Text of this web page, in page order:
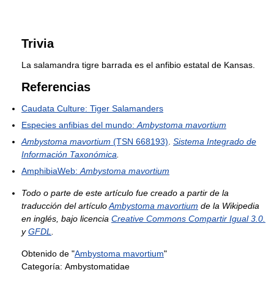
Trivia
La salamandra tigre barrada es el anfibio estatal de Kansas.
Referencias
Caudata Culture: Tiger Salamanders
Especies anfibias del mundo: Ambystoma mavortium
Ambystoma mavortium (TSN 668193) Sistema Integrado de
Información Taxonómica
AmphibiaWeb: Ambystoma mavortium
Todo o parte de este artículo fue creado a partir de la
traducción del artículoAmbystoma mavortium de la Wikipedia
en inglés, bajo licencia Creative Commons Compartir Igual 3.0.
yGFDL
Obtenido de "Ambystoma mavortium"
Categoría: Ambystomatidae